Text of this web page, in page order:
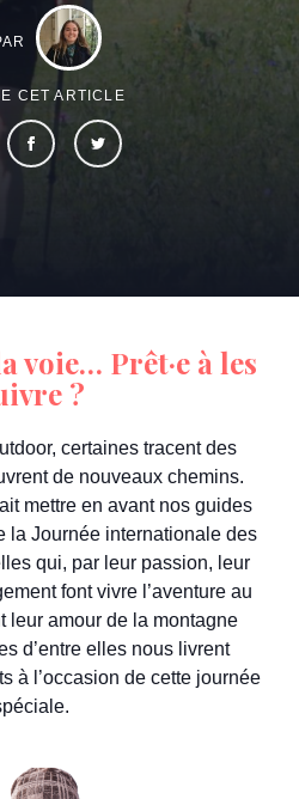
CET ARTICLE
voie… Prêt·e à les
?
certaines tracent des
de nouveaux chemins.
mettre en avant nos guides
la Journée internationale des
qui, par leur passion, leur
font vivre l’aventure au
leur amour de la montagne
d’entre elles nous livrent
à l’occasion de cette journée